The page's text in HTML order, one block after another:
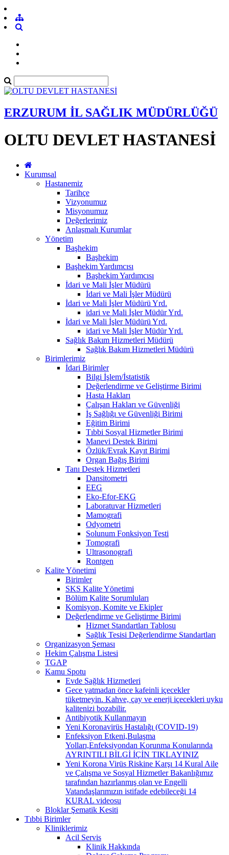
ERZURUM İL SAĞLIK MÜDÜRLÜĞÜ
OLTU DEVLET HASTANESİ
Kurumsal
Hastanemiz
Tarihçe
Vizyonumuz
Misyonumuz
Değerlerimiz
Anlaşmalı Kurumlar
Yönetim
Başhekim
Başhekim
Başhekim Yardımcısı
Başhekim Yardımcısı
İdari ve Mali İşler Müdürü
İdari ve Mali İşler Müdürü
İdari ve Mali İşler Müdürü Yrd.
idari ve Mali İşler Müdür Yrd.
İdari ve Mali İşler Müdürü Yrd.
idari ve Mali İşler Müdür Yrd.
Sağlık Bakım Hizmetleri Müdürü
Sağlık Bakım Hizmetleri Müdürü
Birimlerimiz
İdari Birimler
Bilgi İşlem/İstatistik
Değerlendirme ve Geliştirme Birimi
Hasta Hakları
Çalışan Hakları ve Güvenliği
İş Sağlığı ve Güvenliği Birimi
Eğitim Birimi
Tıbbi Sosyal Hizmetler Birimi
Manevi Destek Birimi
Özlük/Evrak Kayıt Birimi
Organ Bağış Birimi
Tanı Destek Hizmetleri
Dansitometri
EEG
Eko-Efor-EKG
Laboratuvar Hizmetleri
Mamografi
Odyometri
Solunum Fonksiyon Testi
Tomografi
Ultrasonografi
Rontgen
Kalite Yönetimi
Birimler
SKS Kalite Yönetimi
Bölüm Kalite Sorumluları
Komisyon, Komite ve Ekipler
Değerlendirme ve Geliştirme Birimi
Hizmet Standartları Tablosu
Sağlık Tesisi Değerlendirme Standartları
Organizasyon Şeması
Hekim Çalışma Listesi
TGAP
Kamu Spotu
Evde Sağlık Hizmetleri
Gece yatmadan önce kafeinli içecekler
tüketmeyin. Kahve, çay ve enerji içecekleri uyku
kalitenizi bozabilir.
Antibiyotik Kullanmayın
Yeni Koronavirüs Hastalığı (COVID-19)
Enfeksiyon Etkeni,Bulaşma
Yolları,Enfeksiyondan Korunma Konularında
AYRINTILI BİLGİ İÇİN TIKLAYINIZ
Yeni Korona Virüs Riskine Karşı 14 Kural Aile
ve Çalışma ve Sosyal Hizmetler Bakanlığımız
tarafından hazırlanmış olan ve Engelli
Vatandaşlarımızın istifade edebileceği 14
KURAL videosu
Bloklar Şematik Kesiti
Tıbbi Birimler
Kliniklerimiz
Acil Servis
Klinik Hakkında